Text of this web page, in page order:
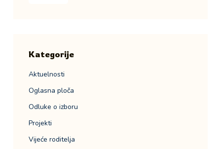
Kategorije
Aktuelnosti
Oglasna ploča
Odluke o izboru
Projekti
Vijeće roditelja